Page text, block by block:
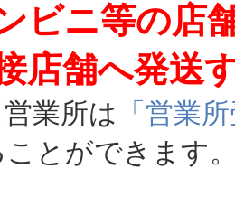
ビニ等の店
店舗へ発送
業所は 「営業
ことができます